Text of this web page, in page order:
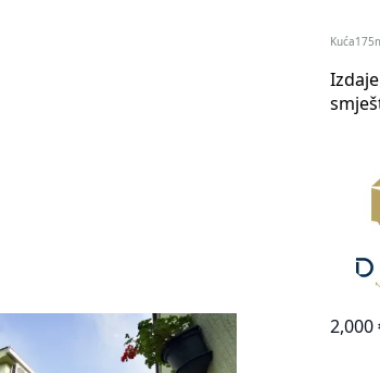
Kuća 175
2,000